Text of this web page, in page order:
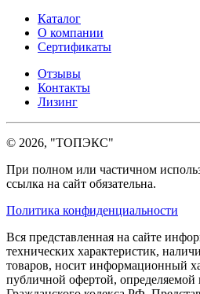
Каталог
О компании
Сертификаты
Отзывы
Контакты
Лизинг
© 2026, "ТОПЭКС"
При полном или частичном
ссылка на сайт обязательна.
Политика конфиденциальности
Вся представленная на сайте
технических характеристик,
товаров, носит информационный
публичной офертой,